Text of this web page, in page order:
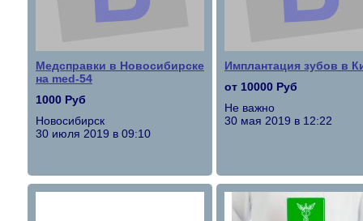
Медсправки в Новосибирске
на med-54
1000 Руб
Новосибирск
30 июля 2019 в 09:10
Имплантация зубов в
от 10000 Руб
Не важно
30 мая 2019 в 12:22